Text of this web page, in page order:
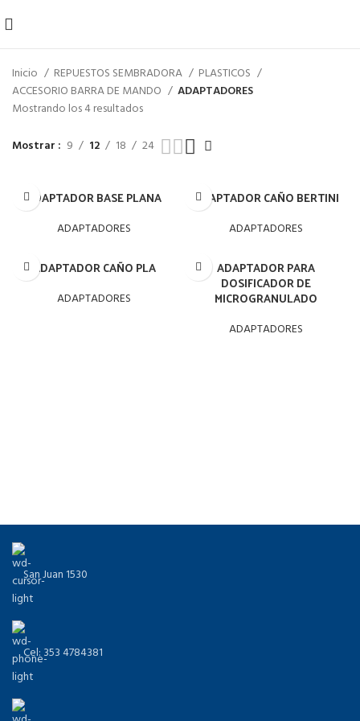
Inicio REPUESTOS SEMBRADORA
PLASTICOS
ACCESORIO BARRA DE MANDO
ADAPTADORES
Mostrando los 4 resultados
Mostrar
9 12 18 24
ADAPTADOR BASE PLANA
ADAPTADORES
ADAPTADOR CAÑO BERTINI
ADAPTADORES
ADAPTADOR CAÑO PLA
ADAPTADORES
ADAPTADOR PARA
DOSIFICADOR DE
MICROGRANULADO
ADAPTADORES
San Juan 1530
Cel: 353 4784381